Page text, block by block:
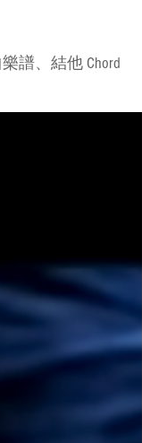
譜、結他 Chord